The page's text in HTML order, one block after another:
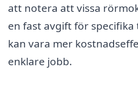
att notera att vissa
en fast avgift för specifika
kan vara mer
enklare jobb.